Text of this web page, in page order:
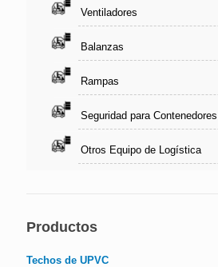
Ventiladores
Balanzas
Rampas
Seguridad para Contenedores
Otros Equipo de Logística
Productos
Techos de UPVC